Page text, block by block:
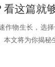
这篇就
作物生长，选
文将为你揭秘